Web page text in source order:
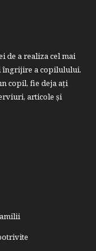
de a realiza cel mai
îngrijire a copilulului.
copil, fie deja aţi
articole şi